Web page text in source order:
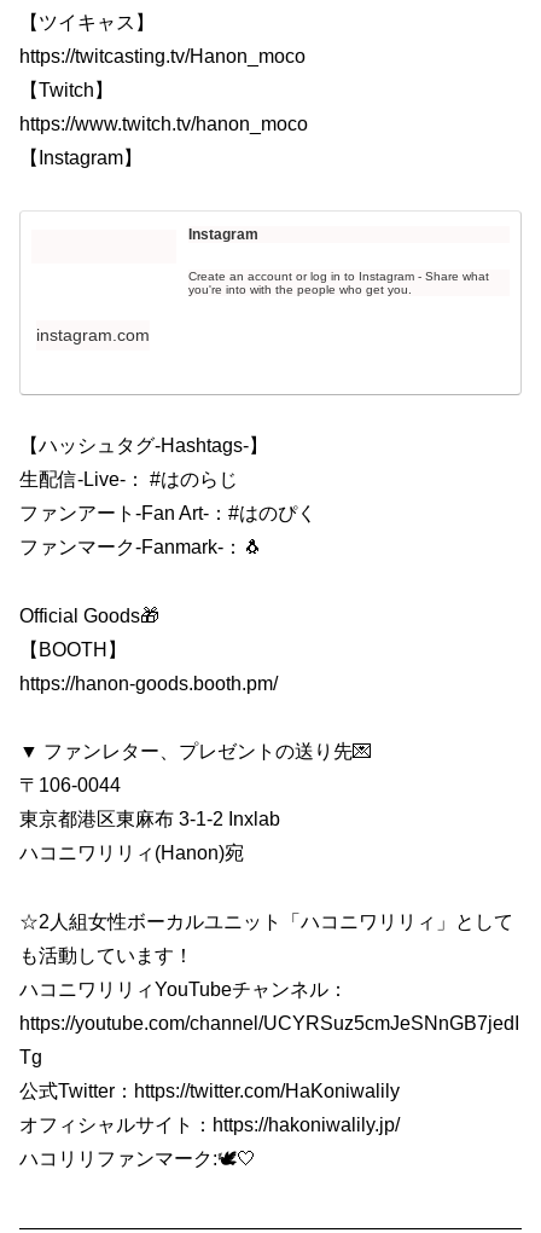
【ツイキャス】
https://twitcasting.tv/Hanon_moco
【Twitch】
https://www.twitch.tv/hanon_moco
【Instagram】
Instagram
Create an account or log in to Instagram - Share what
you're into with the people who get you.
instagram.com
【ハッシュタグ‐Hashtags‐】
生配信‐Live‐： #はのらじ
ファンアート‐Fan Art‐：#はのぴく
ファンマーク‐Fanmark‐：🐧
Official Goods🎁
【BOOTH】
https://hanon-goods.booth.pm/
▼ ファンレター、プレゼントの送り先💌
〒106-0044
東京都港区東麻布 3-1-2 Inxlab
ハコニワリリィ(Hanon)宛
☆2人組女性ボーカルユニット「ハコニワリリィ」として
も活動しています！
ハコニワリリィYouTubeチャンネル：
https://youtube.com/channel/UCYRSuz5cmJeSNnGB7jedI
Tg
公式Twitter：https://twitter.com/HaKoniwalily
オフィシャルサイト：https://hakoniwalily.jp/
ハコリリファンマーク:🕊🤍
——————————————————————————